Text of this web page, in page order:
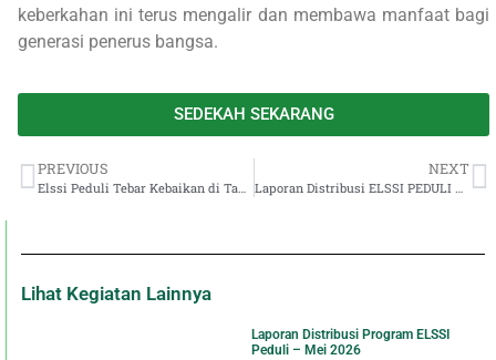
keberkahan ini terus mengalir dan membawa manfaat bagi
generasi penerus bangsa.
SEDEKAH SEKARANG
PREVIOUS
Elssi Peduli Tebar Kebaikan di Tanjungsari Bogor
NEXT
Laporan Distribusi ELSSI PEDULI di Sukabumi daerah Cikole-Baros-Cicantayan
Lihat Kegiatan Lainnya
Laporan Distribusi Program ELSSI
Peduli – Mei 2026